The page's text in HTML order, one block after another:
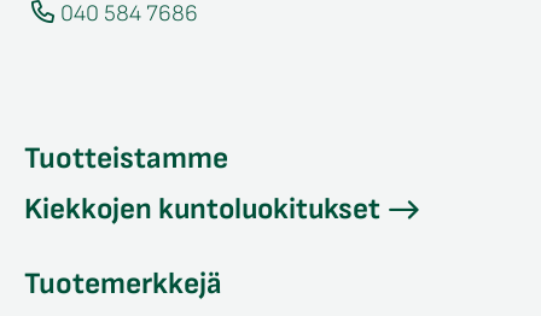
040 584 7686
Tuotteistamme
Kiekkojen kuntoluokitukset
Tuotemerkkejä